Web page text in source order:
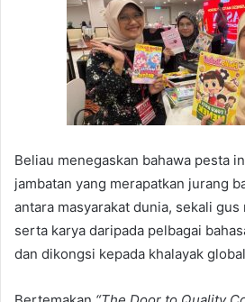
Beliau menegaskan bahawa pesta
jambatan yang merapatkan jurang
antara masyarakat dunia, sekali
serta karya daripada pelbagai
dan dikongsi kepada khalayak